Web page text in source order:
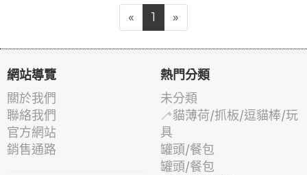
« 1 »
網站導覽
關於我們
聯絡我們
官方網站
銷售通路
熱門分類
未分類
🦯貓薄荷/抓板/逗貓棒/玩
具
罐頭/餐包
罐頭/餐包